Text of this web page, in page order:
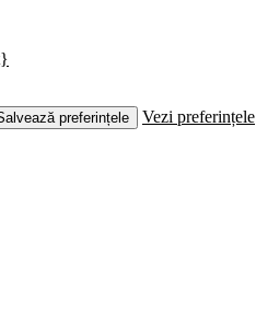
preferințele Vezi preferințele